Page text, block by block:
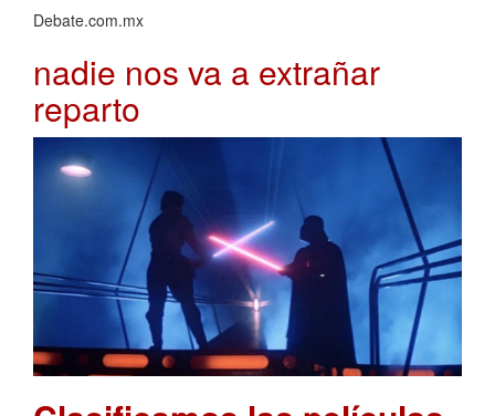
Debate.com.mx
nadie nos va a extrañar
reparto